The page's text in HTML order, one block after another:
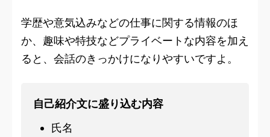
学歴や意気込みなどの仕事に関する情報のほ
か、趣味や特技などプライベートな内容を加え
ると、会話のきっかけになりやすいですよ。
自己紹介文に盛り込む内容
氏名